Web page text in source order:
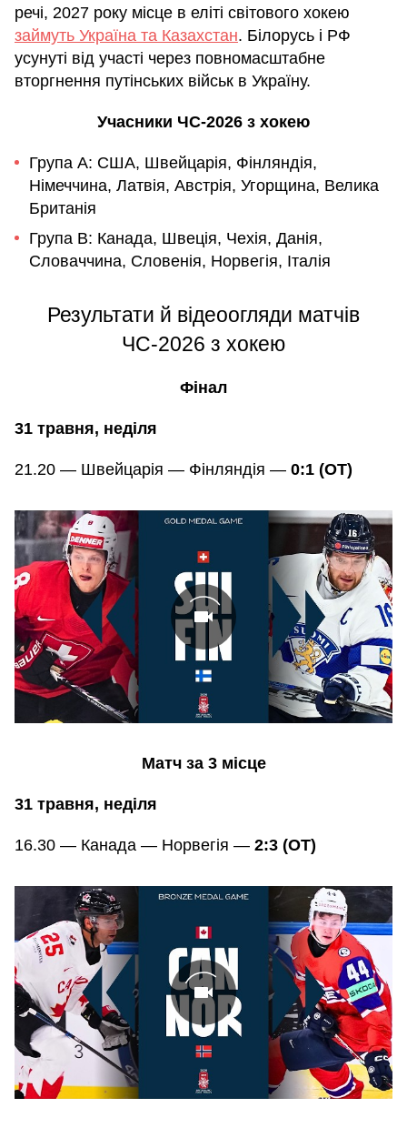
речі, 2027 року місце в еліті світового хокею
займуть Україна та Казахстан. Білорусь і РФ
усунуті від участі через повномасштабне
вторгнення путінських військ в Україну.
Учасники ЧС-2026 з хокею
Група A: США, Швейцарія, Фінляндія,
Німеччина, Латвія, Австрія, Угорщина, Велика
Британія
Група B: Канада, Швеція, Чехія, Данія,
Словаччина, Словенія, Норвегія, Італія
Результати й відеоогляди матчів
ЧС-2026 з хокею
Фінал
31 травня, неділя
21.20 — Швейцарія — Фінляндія — 0:1 (ОТ)
Матч за 3 місце
31 травня, неділя
16.30 — Канада — Норвегія — 2:3 (ОТ)